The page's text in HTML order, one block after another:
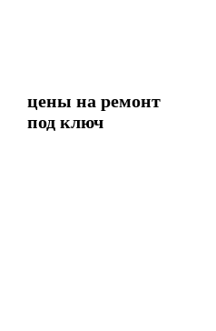
цены на ремонт
под ключ